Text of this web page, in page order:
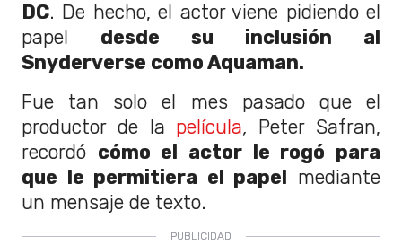
DC. De hecho, el actor viene pidiendo el
papel desde su inclusión al
Snyderverse como Aquaman.
Fue tan solo el mes pasado que el
productor de la película, Peter Safran,
recordó cómo el actor le rogó para
que le permitiera el papel mediante
un mensaje de texto.